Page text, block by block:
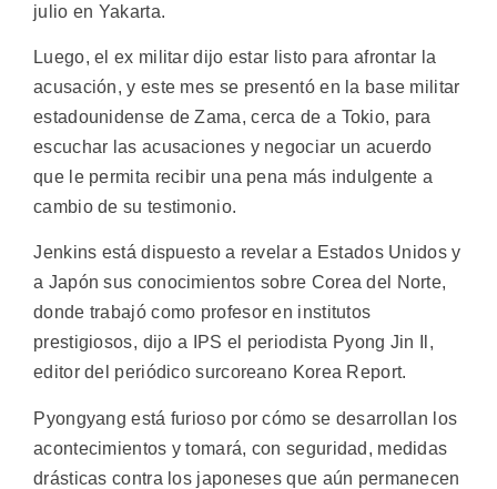
julio en Yakarta.
Luego, el ex militar dijo estar listo para afrontar la
acusación, y este mes se presentó en la base militar
estadounidense de Zama, cerca de a Tokio, para
escuchar las acusaciones y negociar un acuerdo
que le permita recibir una pena más indulgente a
cambio de su testimonio.
Jenkins está dispuesto a revelar a Estados Unidos y
a Japón sus conocimientos sobre Corea del Norte,
donde trabajó como profesor en institutos
prestigiosos, dijo a IPS el periodista Pyong Jin Il,
editor del periódico surcoreano Korea Report.
Pyongyang está furioso por cómo se desarrollan los
acontecimientos y tomará, con seguridad, medidas
drásticas contra los japoneses que aún permanecen